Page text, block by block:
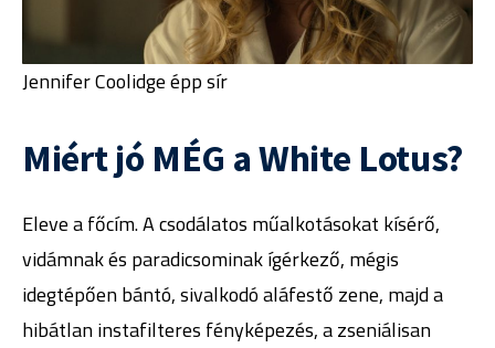
Jennifer Coolidge épp sír
Miért jó MÉG a White Lotus?
Eleve a főcím. A csodálatos műalkotásokat kísérő,
vidámnak és paradicsominak ígérkező, mégis
idegtépően bántó, sivalkodó aláfestő zene, majd a
hibátlan instafilteres fényképezés, a zseniálisan